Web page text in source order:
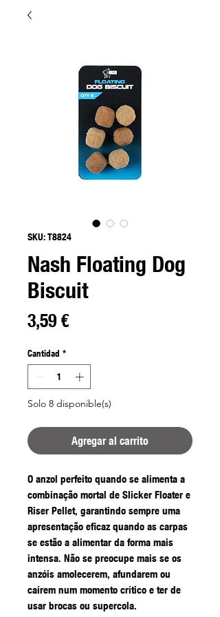
SKU: T8824
Nash Floating Dog
Biscuit
3,59 €Precio
Cantidad *
Solo 8 disponible(s)
Agregar al carrito
O anzol perfeito quando se alimenta a
combinação mortal de Slicker Floater e
Riser Pellet, garantindo sempre uma
apresentação eficaz quando as carpas
se estão a alimentar da forma mais
intensa. Não se preocupe mais se os
anzóis amolecerem, afundarem ou
caírem num momento crítico e ter de
usar brocas ou supercola.